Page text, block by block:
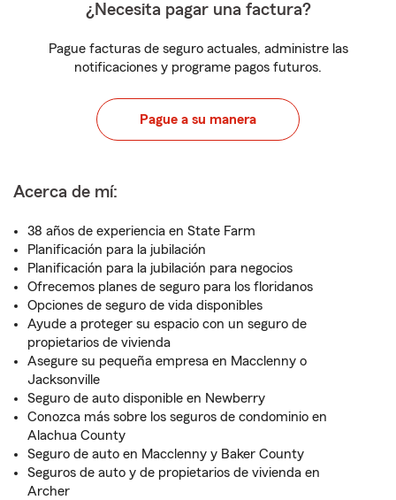
¿Necesita pagar una factura?
Pague facturas de seguro actuales, administre las
notificaciones y programe pagos futuros.
Pague a su manera
Acerca de mí:
38 años de experiencia en State Farm
Planificación para la jubilación
Planificación para la jubilación para negocios
Ofrecemos planes de seguro para los floridanos
Opciones de seguro de vida disponibles
Ayude a proteger su espacio con un seguro de
propietarios de vivienda
Asegure su pequeña empresa en Macclenny o
Jacksonville
Seguro de auto disponible en Newberry
Conozca más sobre los seguros de condominio en
Alachua County
Seguro de auto en Macclenny y Baker County
Seguros de auto y de propietarios de vivienda en
Archer